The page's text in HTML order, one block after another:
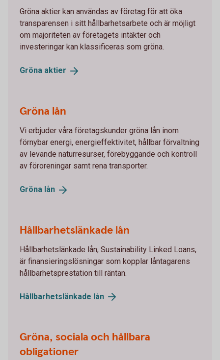
Gröna aktier kan användas av företag för att öka
transparensen i sitt hållbarhetsarbete och är möjligt
om majoriteten av företagets intäkter och
investeringar kan klassificeras som gröna.
Gröna aktier
Gröna lån
Vi erbjuder våra företagskunder gröna lån inom
förnybar energi, energieffektivitet, hållbar förvaltning
av levande naturresurser, förebyggande och kontroll
av föroreningar samt rena transporter.
Gröna lån
Hållbarhetslänkade lån
Hållbarhetslänkade lån, Sustainability Linked Loans,
är finansieringslösningar som kopplar låntagarens
hållbarhetsprestation till räntan.
Hållbarhetslänkade lån
Gröna, sociala och hållbara
obligationer